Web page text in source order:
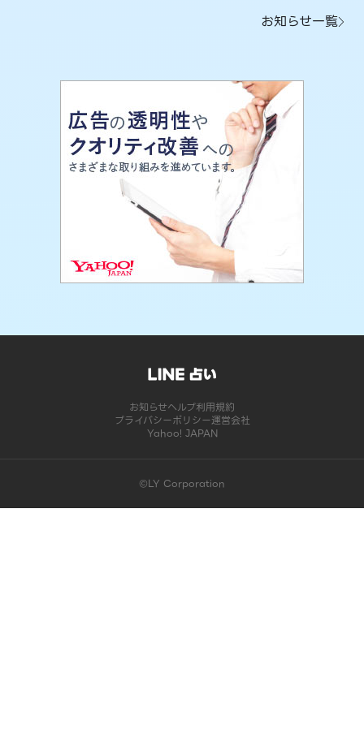
お知らせ一覧
お知らせヘルプ利用規約
プライバシーポリシー運営会社
Yahoo! JAPAN
©LY Corporation
このコンテンツは掲載が終了しました | LINE占い